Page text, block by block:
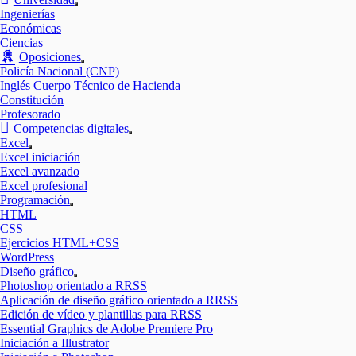
Mostrar
Ingenierías
Económicas
Ciencias
Oposiciones
Mostrar
el
submenú
Policía Nacional (CNP)
Inglés Cuerpo Técnico de Hacienda
Constitución
Profesorado
Competencias digitales
Mostrar
Excel
Mostrar
el
submenú
Excel iniciación
Excel avanzado
Excel profesional
Programación
Mostrar
HTML
CSS
Ejercicios HTML+CSS
WordPress
Diseño gráfico
Mostrar
el
submenú
Photoshop orientado a RRSS
Aplicación de diseño gráfico orientado a RRSS
Edición de vídeo y plantillas para RRSS
Essential Graphics de Adobe Premiere Pro
Iniciación a Illustrator